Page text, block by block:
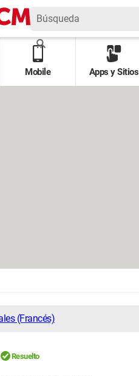
Mobile Apps y Sitios
(Francés)
Resuelto